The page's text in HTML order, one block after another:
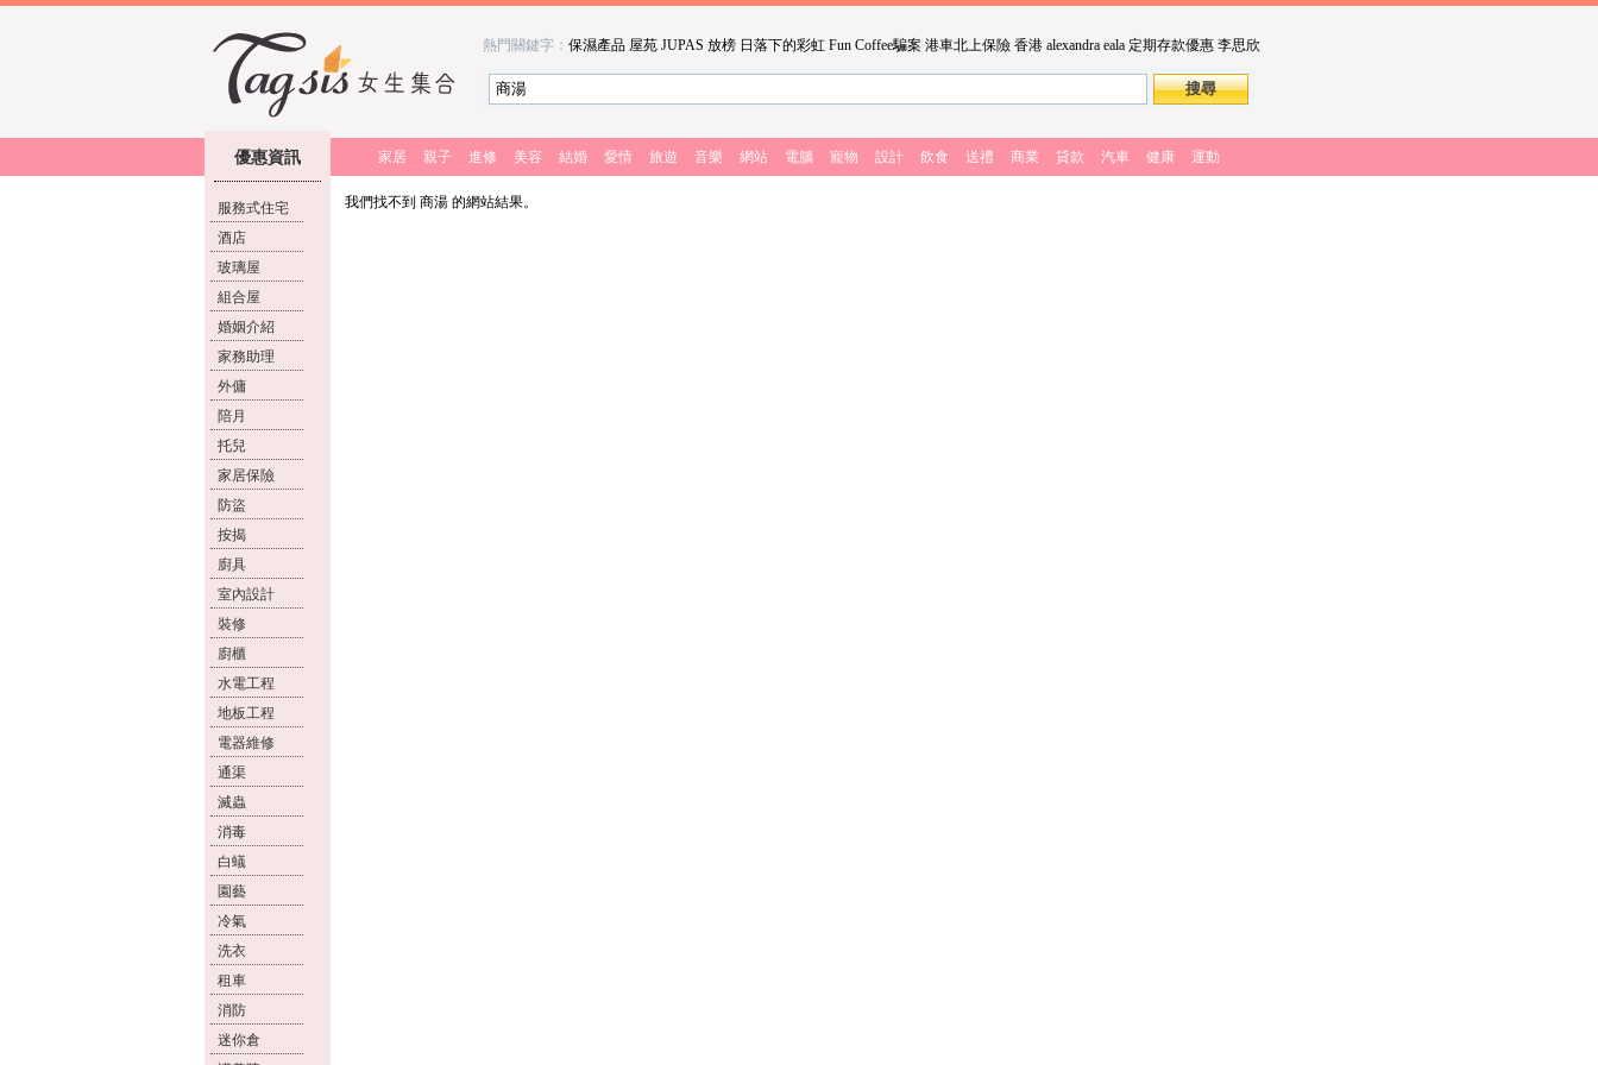
熱門關鍵字： 保濕產品 屋苑 JUPAS 放榜 日落下的彩虹 Fun Coffee騙案 港車北上保險 香港 alexandra eala 定期存款優惠 李思欣
家居 親子 進修 美容 結婚 愛情 旅遊 音樂 網站 電腦 寵物 設計 飲食 送禮 商業 貸款 汽車 健康 運動
優惠資訊
服務式住宅
酒店
玻璃屋
組合屋
婚姻介紹
家務助理
外傭
陪月
托兒
家居保險
防盜
按揭
廚具
室內設計
裝修
廚櫃
水電工程
地板工程
電器維修
通渠
滅蟲
消毒
白蟻
園藝
冷氣
洗衣
租車
消防
迷你倉
我們找不到 商湯 的網站結果。